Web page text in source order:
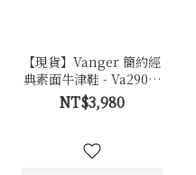
【現貨】Vanger 簡約經
典素面牛津鞋 - Va290棗
紅
NT$3,980